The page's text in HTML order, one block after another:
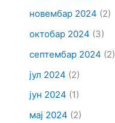
новембар 2024 (2)
октобар 2024 (3)
септембар 2024 (2)
јул 2024 (2)
јун 2024 (1)
мај 2024 (2)